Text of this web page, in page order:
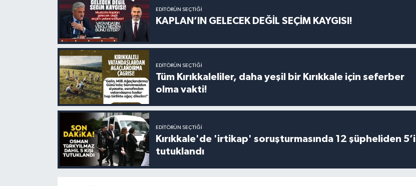
EDITÖRÜN SEÇTIĞI
KAPLAN’IN GELECEK DEĞİL SEÇİM KAYGISI!
EDITÖRÜN SEÇTIĞI
Tüm Kırıkkaleliler, daha yeşil bir Kırıkkale için seferber
olma vakti!
EDITÖRÜN SEÇTIĞI
Kırıkkale'de 'irtikap' soruşturmasında 12 şüpheliden 5’i
tutuklandı